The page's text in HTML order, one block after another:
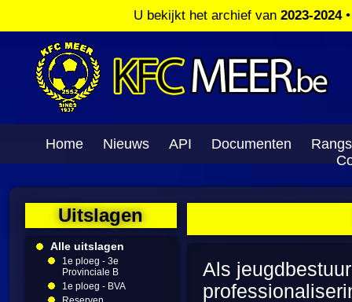
U bekijkt het archief van 2023-2024
Home Nieuws API Documenten
Uitslagen
Alle uitslagen
1e ploeg - 3e
Provinciale B
1e ploeg - BVA
Als